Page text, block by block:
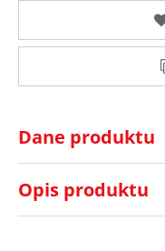
Dane produktu
Opis produktu